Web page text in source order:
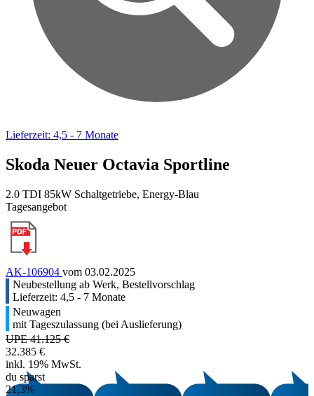
Lieferzeit: 4,5 - 7 Monate
Skoda Neuer Octavia Sportline
2.0 TDI 85kW Schaltgetriebe, Energy-Blau
Tagesangebot
AK-106904 vom 03.02.2025
Neubestellung ab Werk, Bestellvorschlag
Lieferzeit: 4,5 - 7 Monate
Neuwagen
mit Tageszulassung (bei Auslieferung)
UPE 41.125 €
32.385 €
inkl. 19% MwSt.
du sparst
21,3%